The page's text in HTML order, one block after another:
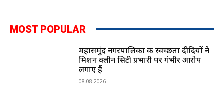
MOST POPULAR
महासमुंद नगरपालिका की स्वच्छता दीदियों ने
मिशन क्लीन सिटी प्रभारी पर गंभीर आरोप
लगाए हैं
08.08.2026